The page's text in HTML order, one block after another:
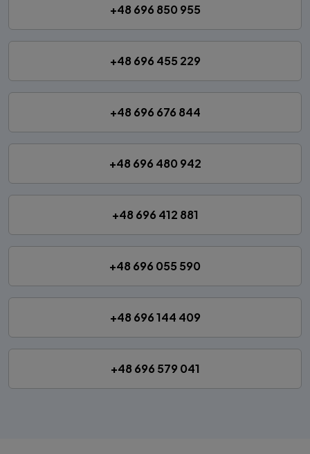
+48 696 850 955
+48 696 455 229
+48 696 676 844
+48 696 480 942
+48 696 412 881
+48 696 055 590
+48 696 144 409
+48 696 579 041